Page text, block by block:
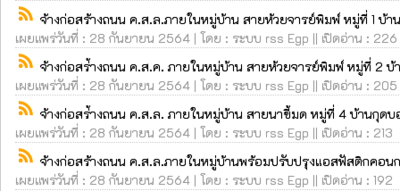
rss_feed จ้างก่อสร้างถนน ค.ส.ล.ภายในหมู่บ้าน สายห้วยจารย์พิมพ์ หมู่ที่ 1 บ้า
เผยแพร่วันที่ : 28 กันยายน 2564 | โดย : ระบบ rss Egp || เปิดอ่าน : 226
rss_feed จ้างก่อสร่้างถนน ค.ส.ค. ภายในหมู่บ้าน สายห้วยจารย์พิมพ์ หมู่ที่ 2 บ้
เผยแพร่วันที่ : 28 กันยายน 2564 | โดย : ระบบ rss Egp || เปิดอ่าน : 205
rss_feed จ้างก่อสร่้างถนน ค.ส.ล. ภายในหมู่บ้าน สายนาขี้มด หมู่ที่ 4 บ้านกุดบ
เผยแพร่วันที่ : 28 กันยายน 2564 | โดย : ระบบ rss Egp || เปิดอ่าน : 213
rss_feed จ้างก่อสร้างถนน ค.ส.ล.ภายในหมู่บ้านพร้อมปรับปรุงแอสฟัสติกคอนก
เผยแพร่วันที่ : 28 กันยายน 2564 | โดย : ระบบ rss Egp || เปิดอ่าน : 192